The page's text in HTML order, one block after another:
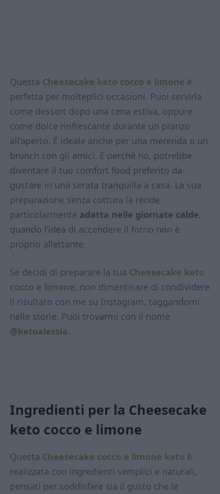
Questa Cheesecake keto cocco e limone è
perfetta per molteplici occasioni. Puoi servirla
come dessert dopo una cena estiva, oppure
come dolce rinfrescante durante un pranzo
all’aperto. É ideale anche per una merenda o un
brunch con gli amici. E perché no, potrebbe
diventare il tuo comfort food preferito da
gustare in una serata tranquilla a casa. La sua
preparazione senza cottura la rende
particolarmente adatta nelle giornate calde,
quando l’idea di accendere il forno non è
proprio allettante.
Se decidi di preparare la tua Cheesecake keto
cocco e limone, non dimenticare di condividere
il risultato con me su Instagram, taggandomi
nelle storie. Puoi trovarmi con il nome
@ketoalessia.
Ingredienti per la Cheesecake
keto cocco e limone
Questa Cheesecake cocco e limone keto è
realizzata con ingredienti semplici e naturali,
pensati per soddisfare sia il gusto che le